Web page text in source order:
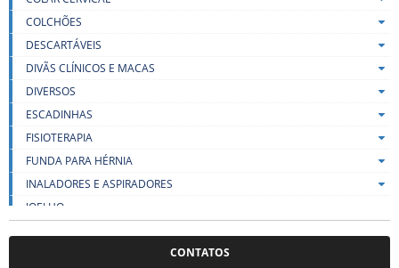
COLCHÕES
DESCARTÁVEIS
DIVÃS CLÍNICOS E MACAS
DIVERSOS
ESCADINHAS
FISIOTERAPIA
FUNDA PARA HÉRNIA
INALADORES E ASPIRADORES
JOELHO
CONTATOS